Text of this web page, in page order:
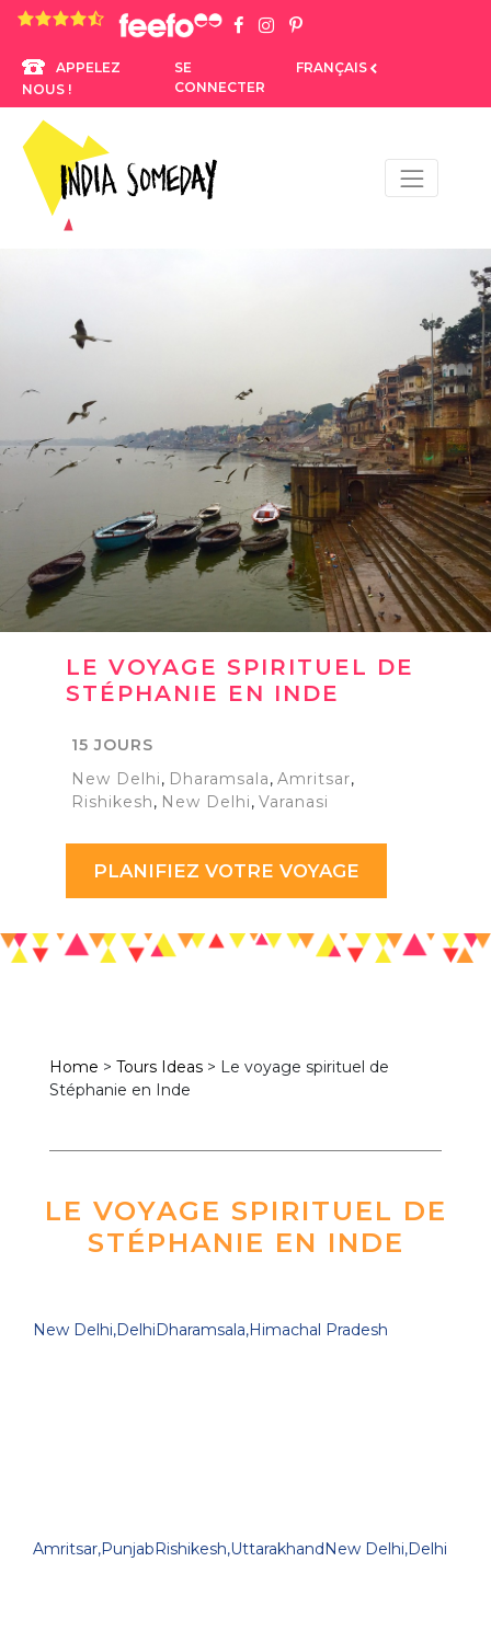
4.8 rating based on 1,234 ratings
APPELEZ
NOUS !
SE
CONNECTER
FRANÇAIS
LE VOYAGE SPIRITUEL DE
STÉPHANIE EN INDE
15 JOURS
New Delhi, Dharamsala, Amritsar,
Rishikesh, New Delhi, Varanasi
PLANIFIEZ VOTRE VOYAGE
Home > Tours Ideas> Le voyage spirituel de
Stéphanie en Inde
LE VOYAGE SPIRITUEL DE
STÉPHANIE EN INDE
New Delhi,DelhiDharamsala,Himachal Pradesh
Amritsar,PunjabRishikesh,UttarakhandNew Delhi,Delhi